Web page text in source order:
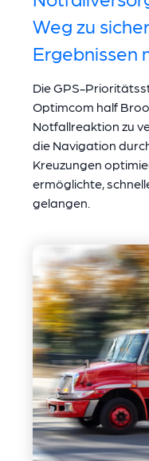
Weg zu
Ergebnissen
Die GPS-
Optimcom half
Notfallreaktion zu
die Navigation
Kreuzungen
ermöglichte,
gelangen.